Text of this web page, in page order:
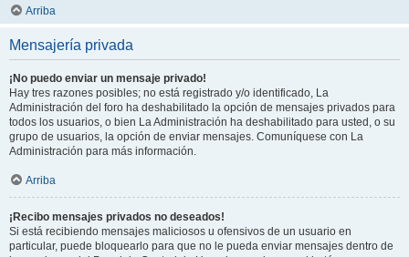
Arriba
Mensajería privada
¡No puedo enviar un mensaje privado!
Hay tres razones posibles; no está registrado y/o identificado, La
Administración del foro ha deshabilitado la opción de mensajes privados para
todos los usuarios, o bien La Administración ha deshabilitado para usted, o su
grupo de usuarios, la opción de enviar mensajes. Comuníquese con La
Administración para más información.
Arriba
¡Recibo mensajes privados no deseados!
Si está recibiendo mensajes maliciosos u ofensivos de un usuario en
particular, puede bloquearlo para que no le pueda enviar mensajes dentro de